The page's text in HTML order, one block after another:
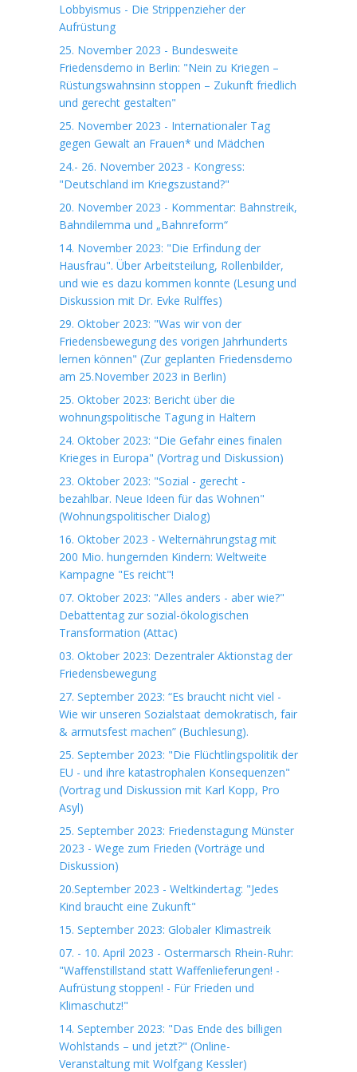
Lobbyismus - Die Strippenzieher der
Aufrüstung
25. November 2023 - Bundesweite
Friedensdemo in Berlin: "Nein zu Kriegen –
Rüstungswahnsinn stoppen – Zukunft friedlich
und gerecht gestalten"
25. November 2023 - Internationaler Tag
gegen Gewalt an Frauen* und Mädchen
24.- 26. November 2023 - Kongress:
"Deutschland im Kriegszustand?"
20. November 2023 - Kommentar: Bahnstreik,
Bahndilemma und „Bahnreform“
14. November 2023: "Die Erfindung der
Hausfrau". Über Arbeitsteilung, Rollenbilder,
und wie es dazu kommen konnte (Lesung und
Diskussion mit Dr. Evke Rulffes)
29. Oktober 2023: "Was wir von der
Friedensbewegung des vorigen Jahrhunderts
lernen können" (Zur geplanten Friedensdemo
am 25.November 2023 in Berlin)
25. Oktober 2023: Bericht über die
wohnungspolitische Tagung in Haltern
24. Oktober 2023: "Die Gefahr eines finalen
Krieges in Europa" (Vortrag und Diskussion)
23. Oktober 2023: "Sozial - gerecht -
bezahlbar. Neue Ideen für das Wohnen"
(Wohnungspolitischer Dialog)
16. Oktober 2023 - Welternährungstag mit
200 Mio. hungernden Kindern: Weltweite
Kampagne "Es reicht"!
07. Oktober 2023: "Alles anders - aber wie?"
Debattentag zur sozial-ökologischen
Transformation (Attac)
03. Oktober 2023: Dezentraler Aktionstag der
Friedensbewegung
27. September 2023: “Es braucht nicht viel -
Wie wir unseren Sozialstaat demokratisch, fair
& armutsfest machen” (Buchlesung).
25. September 2023: "Die Flüchtlingspolitik der
EU - und ihre katastrophalen Konsequenzen"
(Vortrag und Diskussion mit Karl Kopp, Pro
Asyl)
25. September 2023: Friedenstagung Münster
2023 - Wege zum Frieden (Vorträge und
Diskussion)
20.September 2023 - Weltkindertag: "Jedes
Kind braucht eine Zukunft"
15. September 2023: Globaler Klimastreik
07. - 10. April 2023 - Ostermarsch Rhein-Ruhr:
"Waffenstillstand statt Waffenlieferungen! -
Aufrüstung stoppen! - Für Frieden und
Klimaschutz!"
14. September 2023: "Das Ende des billigen
Wohlstands – und jetzt?" (Online-
Veranstaltung mit Wolfgang Kessler)